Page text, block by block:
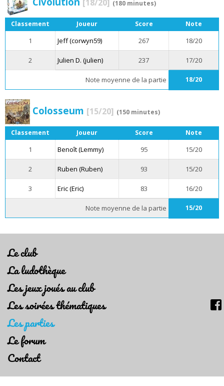
[18/20] (180 minutes)
Classement Joueur Score Note
1 Jeff (corwyn59) 267 18/20
2 Julien D. (julien) 237 17/20
Note moyenne de la partie 18/20
Colosseum [15/20] (150 minutes)
Classement Joueur Score Note
1 Benoît (Lemmy) 95 15/20
2 Ruben (Ruben) 93 15/20
3 Eric (Eric) 83 16/20
Note moyenne de la partie 15/20
Le club
La ludothèque
Les jeux joués au club
Les soirées thématiques
Les parties
Le forum
Contact